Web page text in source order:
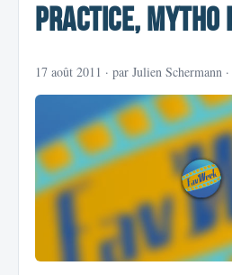
Practice, Mytho
17 août 2011 · par Julien Schermann ·